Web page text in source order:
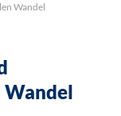
Wandel